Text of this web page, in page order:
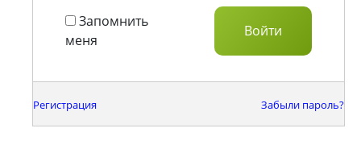
Запомнить
меня
Регистрация Забыли пароль?